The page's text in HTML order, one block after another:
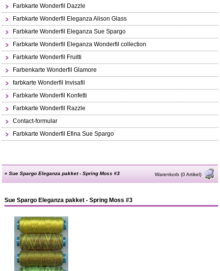
Farbkarte Wonderfil Dazzle
Farbkarte Wonderfil Eleganza Alison Glass
Farbkarte Wonderfil Eleganza Sue Spargo
Farbkarte Wonderfil Eleganza Wonderfil collection
Farbkarte Wonderfil Fruitti
Farbenkarte Wonderfil Glamore
farbkarte Wonderfil Invisafil
Farbkarte Wonderfil Konfetti
Farbkarte Wonderfil Razzle
Contact-formular
Farbkarte Wonderfil Efina Sue Spargo
»Sue Spargo Eleganza pakket - Spring Moss #3 Warenkorb (0 Artikel)
Sue Spargo Eleganza pakket - Spring Moss #3